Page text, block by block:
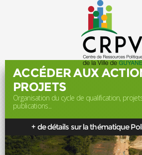
Le CRPV
Thématiques
Documentation
Politique de la Ville
ACCÉDER AUX
PROJETS
Organisation du cycle de qualification,
publications...
+ de détails sur la thématique